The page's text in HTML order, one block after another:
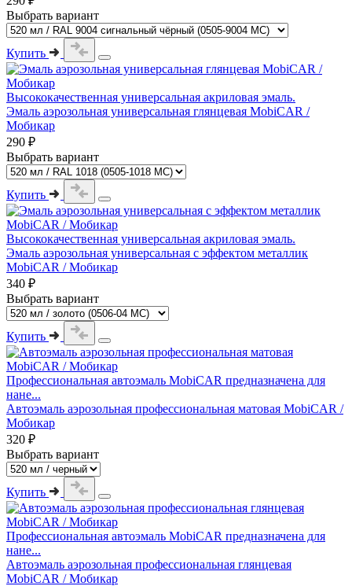
Выбрать вариант
Купить
Высококачественная универсальная акриловая эмаль.
Эмаль аэрозольная универсальная глянцевая MobiCAR /
Мобикар
290 ₽
Выбрать вариант
Купить
Высококачественная универсальная акриловая эмаль.
Эмаль аэрозольная универсальная с эффектом металлик
MobiCAR / Мобикар
340 ₽
Выбрать вариант
Купить
Профессиональная автоэмаль MobiCAR предназначена для
нане...
Автоэмаль аэрозольная профессиональная матовая MobiCAR /
Мобикар
320 ₽
Выбрать вариант
Купить
Профессиональная автоэмаль MobiCAR предназначена для
нане...
Автоэмаль аэрозольная профессиональная глянцевая
MobiCAR / Мобикар